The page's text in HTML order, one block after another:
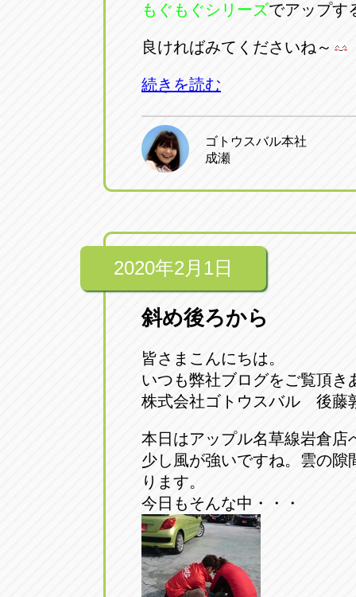
もぐもぐシリーズでアップす
良ければみてくださいね～
続きを読む
ゴトウスバル本社
成瀬
2020年2月1日
斜め後ろから
皆さまこんにちは。
いつも弊社ブログをご覧頂き
株式会社ゴトウスバル 後藤
本日はアップル名草線岩倉店
少し風が強いですね。雲の隙
ります。
今日もそんな中・・・